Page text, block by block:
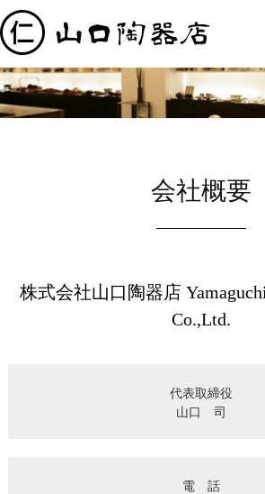
会社概要
株式会社山口陶器店
Co.,Ltd.
代表取締役
山口　司
電　話